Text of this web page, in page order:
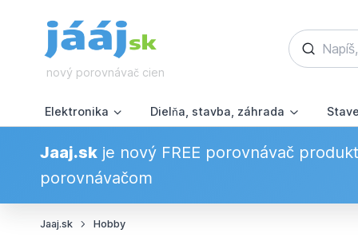
nový porovnávač cien
Elektronika Dielňa, stavba, záhrada
Jaaj.skje nový FREE porovnávač
porovnávačom
Jaaj.sk Hobby